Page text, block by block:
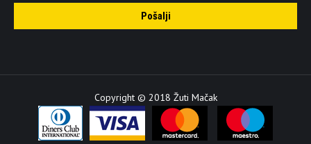
Copyright © 2018 Žuti Mačak